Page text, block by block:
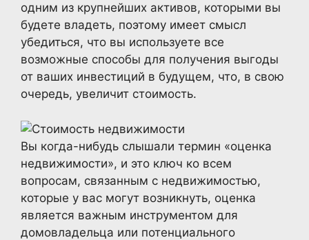
одним из крупнейших активов, которыми вы
будете владеть, поэтому имеет смысл
убедиться, что вы используете все
возможные способы для получения выгоды
от ваших инвестиций в будущем, что, в свою
очередь, увеличит стоимость.
Вы когда-нибудь слышали термин «оценка
недвижимости», и это ключ ко всем
вопросам, связанным с недвижимостью,
которые у вас могут возникнуть, оценка
является важным инструментом для
домовладельца или потенциального